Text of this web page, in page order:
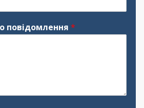
и
е
повідомлення *